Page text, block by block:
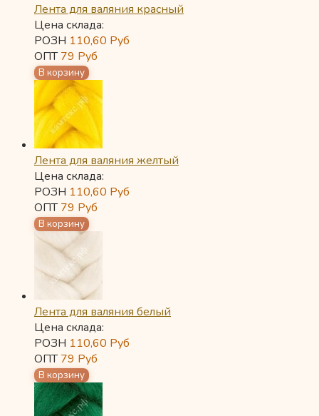
Лента для валяния красный
Цена склада:
РОЗН 110,60 Руб
ОПТ79 Руб
Лента для валяния желтый
Цена склада:
РОЗН 110,60 Руб
ОПТ79 Руб
Лента для валяния белый
Цена склада:
РОЗН 110,60 Руб
ОПТ79 Руб